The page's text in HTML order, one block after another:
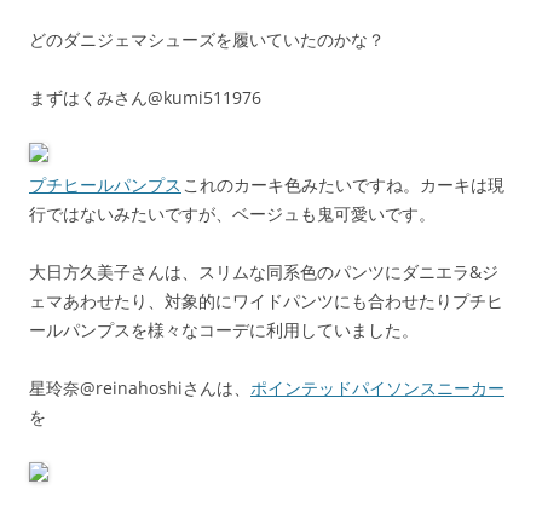
どのダニジェマシューズを履いていたのかな？
まずはくみさん@kumi511976
プチヒールパンプス これのカーキ色みたいですね。カーキは現
行ではないみたいですが、ベージュも鬼可愛いです。
大日方久美子さんは、スリムな同系色のパンツにダニエラ&ジ
ェマあわせたり、対象的にワイドパンツにも合わせたりプチヒ
ールパンプスを様々なコーデに利用していました。
星玲奈@reinahoshiさんは、 ポインテッドパイソンスニーカー
を